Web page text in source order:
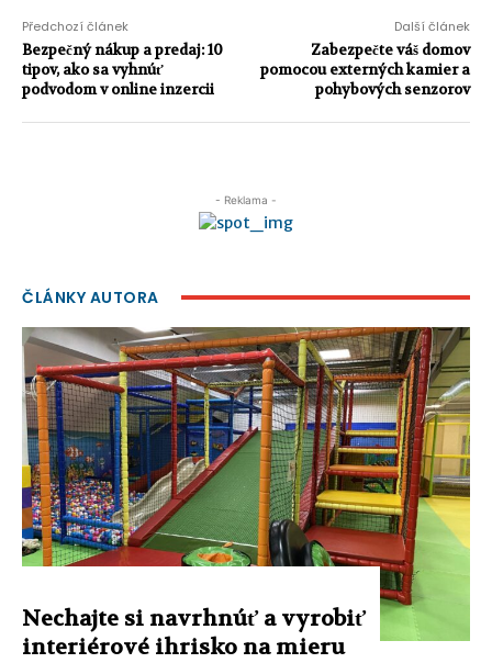
Předchozí článek
Bezpečný nákup a predaj: 10
tipov, ako sa vyhnúť
podvodom v online inzercii
Další článek
Zabezpečte váš domov
pomocou externých kamier a
pohybových senzorov
- Reklama -
ČLÁNKY AUTORA
Nechajte si navrhnúť a vyrobiť
interiérové ​​ihrisko na mieru